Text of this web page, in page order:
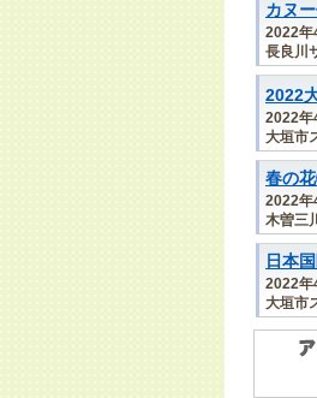
カヌ
2022
長良川
2022
2022年
大垣市
春の
2022
木曽三
日本
2022
大垣市